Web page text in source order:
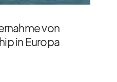
von
in Europa